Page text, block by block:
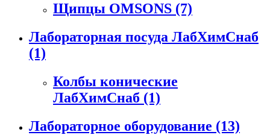
Щипцы OMSONS (7)
Лабораторная посуда ЛабХимСнаб
(1)
Колбы конические
ЛабХимСнаб (1)
Лабораторное оборудование (13)